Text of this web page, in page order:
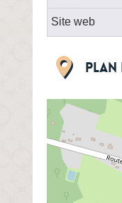
Site web
Plan